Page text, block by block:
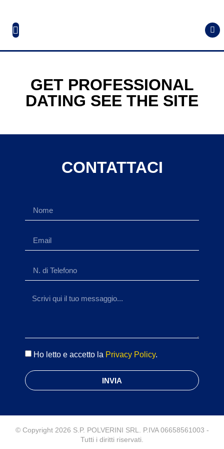
GET PROFESSIONAL
DATING SEE THE SITE
CONTATTACI
Ho letto e accetto la Privacy Policy.
INVIA
© Copyright 2026 S.P. POLVERINI SRL. P.IVA 06658561003 -
Tutti i diritti riservati.